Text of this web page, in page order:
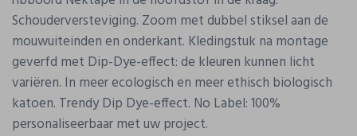
Schouderversteviging. Zoom met dubbel stiksel aan de
mouwuiteinden en onderkant. Kledingstuk na montage
geverfd met Dip-Dye-effect: de kleuren kunnen licht
variëren. In meer ecologisch en meer ethisch biologisch
katoen. Trendy Dip Dye-effect. No Label: 100%
personaliseerbaar met uw project.